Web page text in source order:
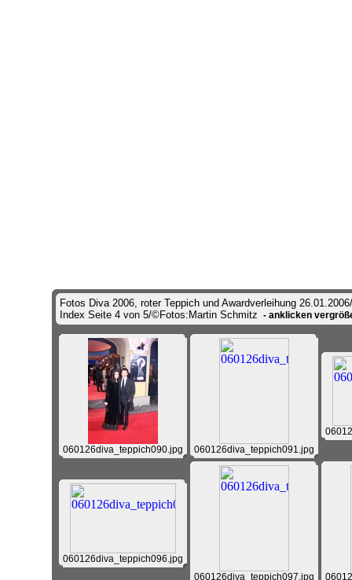
Fotos Diva 2006, roter Teppich und Awardverleihung 26.01.2006/
Index Seite 4 von 5/©Fotos:Martin Schmitz
- anklicken
060126diva_teppich090.jpg 060126diva_teppich091.jpg
060126diva_teppich096.jpg
060126diva_teppich097.jpg